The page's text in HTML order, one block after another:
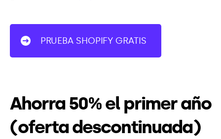
PRUEBA SHOPIFY GRATIS
Ahorra 50% el primer año
(oferta descontinuada)